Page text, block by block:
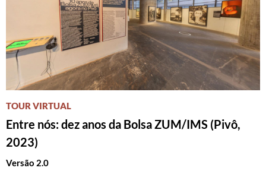
TOUR VIRTUAL
Entre nós: dez anos da Bolsa ZUM/IMS (Pivô,
2023)
Versão 2.0